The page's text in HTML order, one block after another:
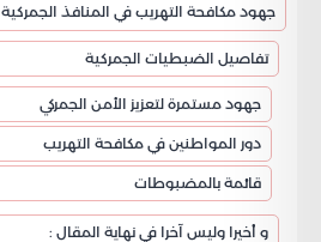
جهود مكافحة التهريب في المنافذ الجمركية
تفاصيل الضبطيات الجمركية
جهود مستمرة لتعزيز الأمن الجمركي
دور المواطنين في مكافحة التهريب
قائمة بالمضبوطات
و أخيرا وليس آخرا في نهاية المقال :